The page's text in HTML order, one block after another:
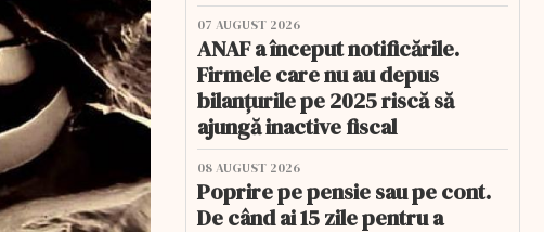
07 AUGUST 2026
ANAF a început notificările.
Firmele care nu au depus
bilanțurile pe 2025 riscă să
ajungă inactive fiscal
08 AUGUST 2026
Poprire pe pensie sau pe cont.
De când ai 15 zile pentru a